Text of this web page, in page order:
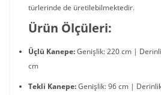
türlerinde de üretilebilmektedir.
Ürün Ölçüleri:
Üçlü Kanepe:Genişlik: 220 cm |
cm
Tekli Kanepe:Genişlik: 96 cm |